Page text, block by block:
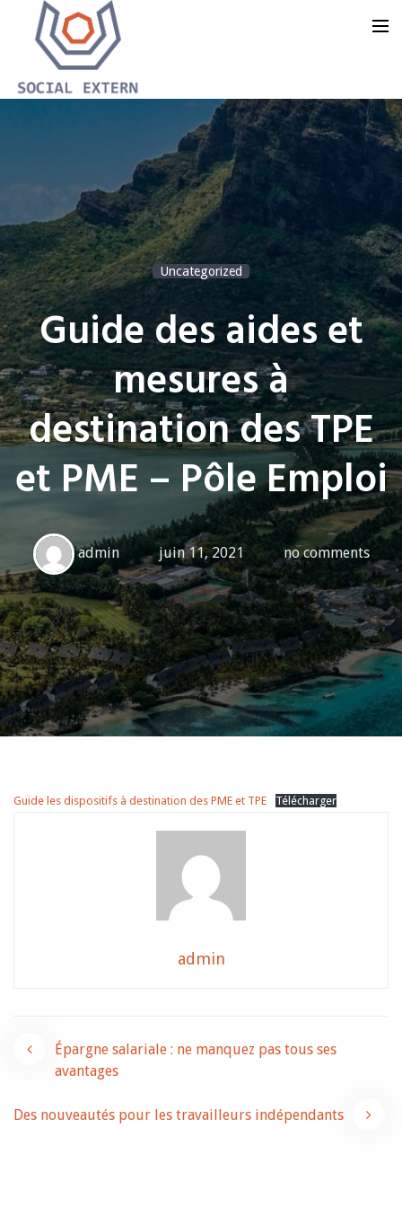
Notre groupe
Notre blog
Nous contacter
Uncategorized
Guide des aides et
mesures à
destination des TPE
et PME – Pôle Emploi
admin juin 11, 2021 no comments
Guide les dispositifs à destination des PME et TPE Télécharger
admin
Navigation
de
Épargne salariale : ne manquez pas tous ses
avantages
Des nouveautés pour les travailleurs indépendants